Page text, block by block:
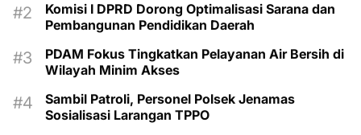
Komisi I DPRD Dorong Optimalisasi Sarana dan
Pembangunan Pendidikan Daerah
PDAM Fokus Tingkatkan Pelayanan Air Bersih di
Wilayah Minim Akses
Sambil Patroli, Personel Polsek Jenamas
Sosialisasi Larangan TPPO